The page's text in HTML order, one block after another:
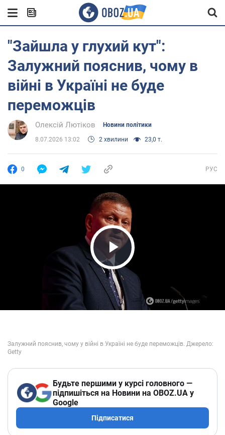
"Зайшла у глухий кут":
Залужний пояснив, чому в
війні в Україні не буде
переможців
Олексій Лютіков Новини політики
8.07.2026 13:02 2 хвилини 23,0 т.
0 РУС
Play Video
Будьте першими у курсі головного —
підпишіться на Новини на OBOZ.UA у
Google
Підписатися